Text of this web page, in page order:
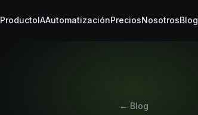
ProductoIAAutomatizaciónPreciosNosotrosBlog
← Blog